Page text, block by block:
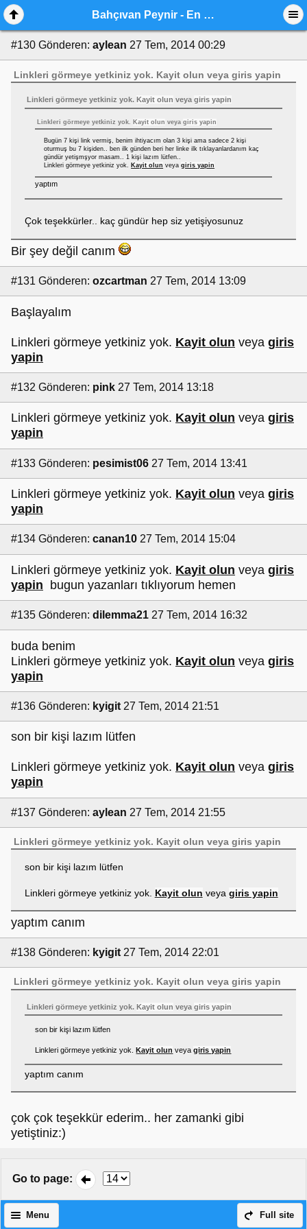
Bahçıvan Peynir - En Mutlu Ramazan Sofrası Genel Destek
#130 Gönderen: aylean 27 Tem, 2014 00:29
Linkleri görmeye yetkiniz yok. Kayit olun veyagiris yapin
Linkleri görmeye yetkiniz yok. Kayit olun veyagiris yapin
Linkleri görmeye yetkiniz yok. Kayit olun veyagiris yapin
Bugün 7 kişi link vermiş, benim ihtiyacım olan 3 kişi ama sadece 2 kişi
oturmuş bu 7 kişiden.. ben ilk günden beri her linke ilk tıklayanlardanım kaç
gündür yetişmşyor masam.. 1 kişi lazım lütfen..
Linkleri görmeye yetkiniz yok.
Kayit olun veyagiris yapin
yaptım
Çok teşekkürler.. kaç gündür hep siz yetişiyosunuz
Bir şey değil canım
#131 Gönderen: ozcartman 27 Tem, 2014 13:09
Başlayalım
Linkleri görmeye yetkiniz yok. Kayit olun veya giris
yapin
#132 Gönderen: pink 27 Tem, 2014 13:18
Linkleri görmeye yetkiniz yok. Kayit olun veya giris
yapin
#133 Gönderen: pesimist06 27 Tem, 2014 13:41
Linkleri görmeye yetkiniz yok. Kayit olun veya giris
yapin
#134 Gönderen: canan10 27 Tem, 2014 15:04
Linkleri görmeye yetkiniz yok. Kayit olun veya giris
yapin bugun yazanları tıklıyorum hemen
#135 Gönderen: dilemma21 27 Tem, 2014 16:32
buda benim
Linkleri görmeye yetkiniz yok. Kayit olun veya giris
yapin
#136 Gönderen: kyigit 27 Tem, 2014 21:51
son bir kişi lazım lütfen
Linkleri görmeye yetkiniz yok. Kayit olun veya giris
yapin
#137 Gönderen: aylean 27 Tem, 2014 21:55
Linkleri görmeye yetkiniz yok. Kayit olun veyagiris yapin
son bir kişi lazım lütfen
Linkleri görmeye yetkiniz yok. Kayit olun veya giris yapin
yaptım canım
#138 Gönderen: kyigit 27 Tem, 2014 22:01
Linkleri görmeye yetkiniz yok. Kayit olun veyagiris yapin
Linkleri görmeye yetkiniz yok. Kayit olun veyagiris yapin
son bir kişi lazım lütfen
Linkleri görmeye yetkiniz yok.Kayit olun veyagiris yapin
yaptım canım
çok çok teşekkür ederim.. her zamanki gibi
yetiştiniz:)
Go to page:
Full site
Menu